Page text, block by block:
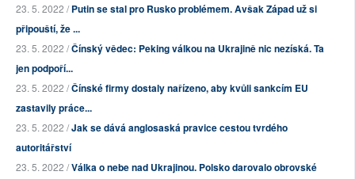
23. 5. 2022 /Putin se stal pro Rusko problémem. Avšak Západ už si
připouští, že ...
23. 5. 2022 /Čínský vědec: Peking válkou na Ukrajině nic nezíská. Ta
jen podpoří...
23. 5. 2022 /Čínské firmy dostaly nařízeno, aby kvůli sankcím EU
zastavily práce...
23. 5. 2022 /Jak se dává anglosaská pravice cestou tvrdého
autoritářství
23. 5. 2022 /Válka o nebe nad Ukrajinou. Polsko darovalo obrovské